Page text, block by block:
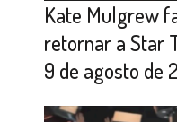
Kate Mulgrew
retornar a Star
9 de agosto de